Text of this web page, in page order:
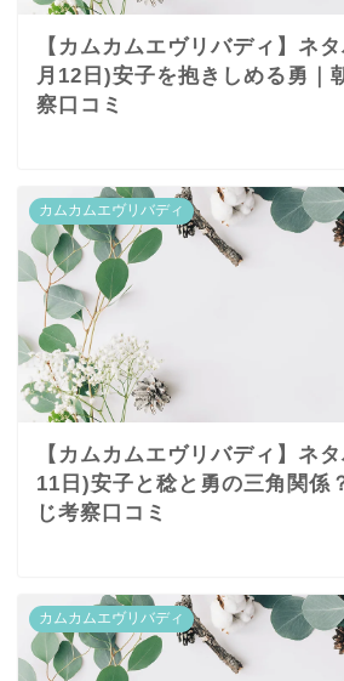
【カムカムエヴリバディ】ネ
月12日)安子を抱きしめる勇｜
察口コミ
カムカムエヴリバディ
【カムカムエヴリバディ】ネ
11日)安子と稔と勇の三角関係
じ考察口コミ
カムカムエヴリバディ